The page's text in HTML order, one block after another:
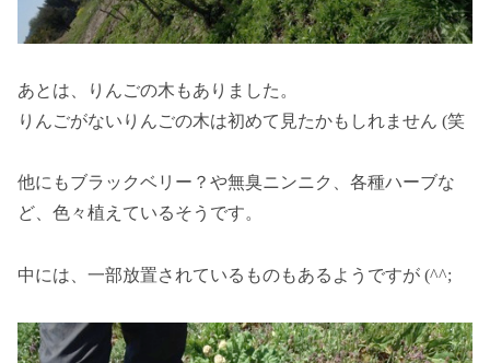
あとは、りんごの木もありました。
りんごがないりんごの木は初めて見たかもしれません (笑
他にもブラックベリー？や無臭ニンニク、各種ハーブな
ど、色々植えているそうです。
中には、一部放置されているものもあるようですが (^^;